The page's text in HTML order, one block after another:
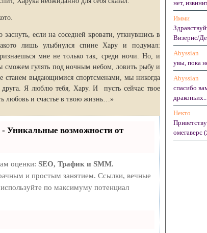
если на соседней кровати, уткнувшись в
лишь улыбнулся спине Хару и подумал:
мне не только так, среди ночи. Но, и
сможем гулять под ночным небом, ловить рыбу и
выдающимися спортсменами, мы никогда
Я люблю тебя, Хару. И пусть сейчас твое
любовь и счастье в твою жизнь…»
возможности от
оценки: SEO, Трафик и SMM.
и простым занятием. Ссылки, вечные
по максимуму потенциал
нет,
Имми
Визерис/
Abyssian
увы, пока
Abyssian
спасибо
драконьих...
Некто
омегаверс